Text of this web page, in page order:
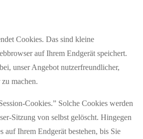
Cookies. Das sind kleine
auf Ihrem Endgerät speichert.
unser Angebot nutzerfreundlicher,
machen.
Cookies.” Solche Cookies werden
Sitzung von selbst gelöscht. Hingegen
auf Ihrem Endgerät bestehen, bis Sie